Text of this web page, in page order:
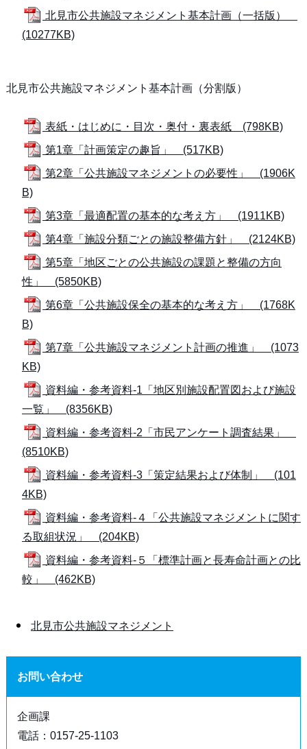
北見市公共施設マネジメント基本計画（一括版）
(10277KB)
北見市公共施設マネジメント基本計画（分割版）
表紙・はじめに・目次・奥付・裏表紙 (798KB)
第1章「計画策定の趣旨」 (517KB)
第2章「公共施設マネジメントの必要性」 (1906K
B)
第3章「最適配置の基本的な考え方」 (1911KB)
第4章「施設分類ごとの施設整備方針」 (2124KB)
第5章「地区ごとの公共施設の課題と整備の方向
性」 (5850KB)
第6章「公共施設保全の基本的な考え方」 (1768K
B)
第7章「公共施設マネジメント計画の推進」 (1073
KB)
資料編・参考資料-1「地区別施設配置図および施設
一覧」 (8356KB)
資料編・参考資料-2「市民アンケート調査結果」
(8510KB)
資料編・参考資料-3「策定結果および体制」 (101
4KB)
資料編・参考資料-４「公共施設マネジメントに関す
る取組状況」 (204KB)
資料編・参考資料-５「標準計画と長寿命計画との比
較」 (462KB)
北見市公共施設マネジメント
お問い合わせ
企画課
電話：0157-25-1103